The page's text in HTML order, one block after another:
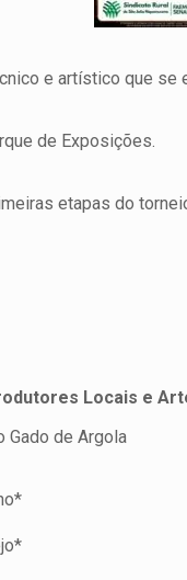
e artístico que se
de Exposições.
etapas do
Locais e
Gado de Argola